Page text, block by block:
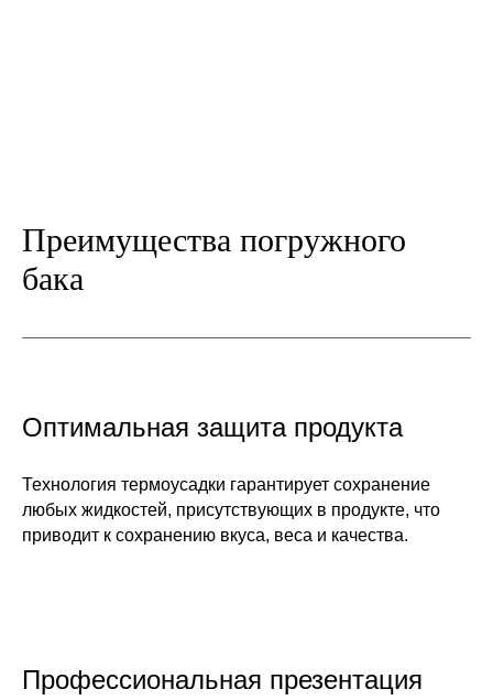
Преимущества погружного
бака
Оптимальная защита продукта
Технология термоусадки гарантирует сохранение
любых жидкостей, присутствующих в продукте, что
приводит к сохранению вкуса, веса и качества.
Профессиональная презентация